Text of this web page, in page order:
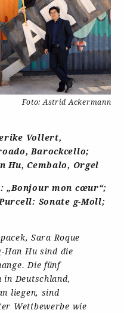
Foto: Astrid Ackermann
Vollert,
Barockcello;
Hu, Cembalo, Orgel
„Bonjour mon cœur“;
Sonate g-Moll;
Sara Roque
Han Hu sind die
Die fünf
Deutschland,
liegen, sind
Wettbewerbe wie